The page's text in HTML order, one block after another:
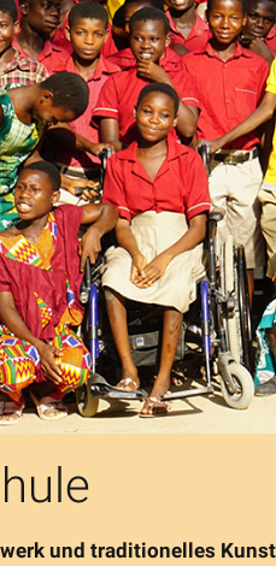
und traditionelles